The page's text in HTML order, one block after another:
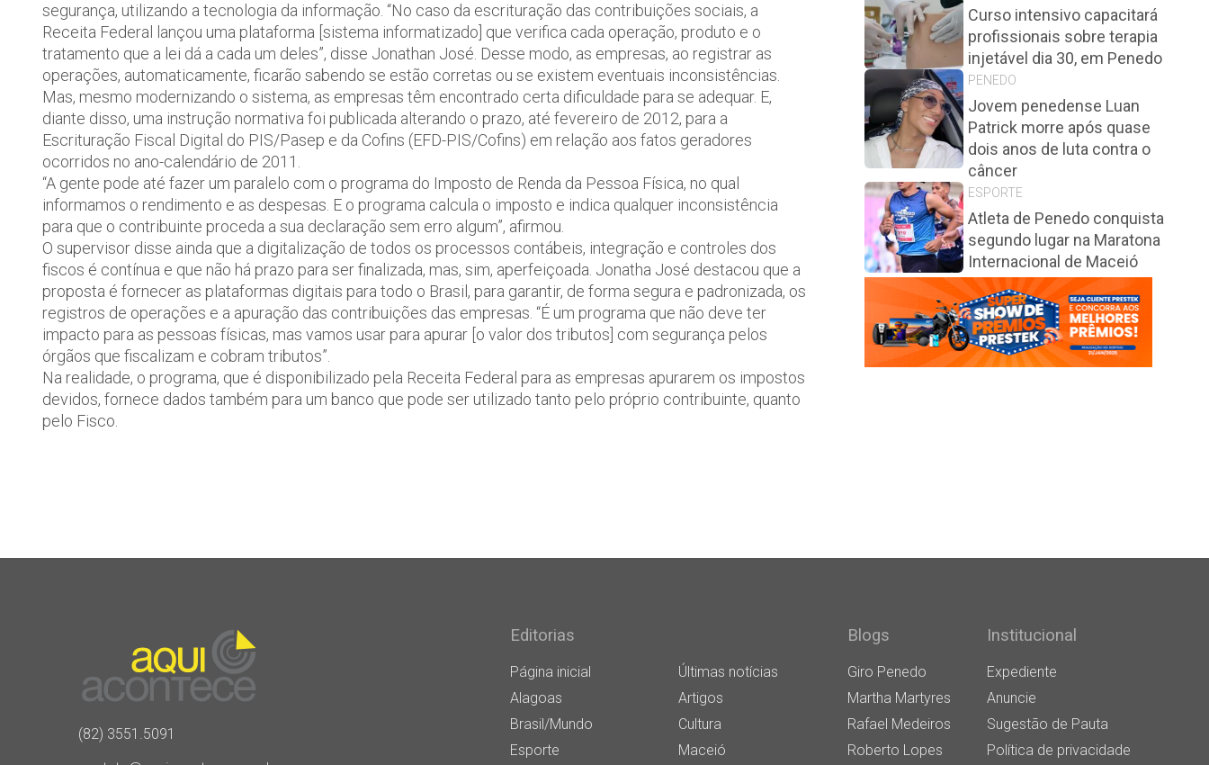
segurança, utilizando a tecnologia da informação. “No caso da escrituração das contribuições sociais, a
Receita Federal lançou uma plataforma [sistema informatizado] que verifica cada operação, produto e o
tratamento que a lei dá a cada um deles”, disse Jonathan José. Desse modo, as empresas, ao registrar as
operações, automaticamente, ficarão sabendo se estão corretas ou se existem eventuais inconsistências.
Mas, mesmo modernizando o sistema, as empresas têm encontrado certa dificuldade para se adequar. E,
diante disso, uma instrução normativa foi publicada alterando o prazo, até fevereiro de 2012, para a
Escrituração Fiscal Digital do PIS/Pasep e da Cofins (EFD-PIS/Cofins) em relação aos fatos geradores
ocorridos no ano-calendário de 2011.
“A gente pode até fazer um paralelo com o programa do Imposto de Renda da Pessoa Física, no qual
informamos o rendimento e as despesas. E o programa calcula o imposto e indica qualquer inconsistência
para que o contribuinte proceda a sua declaração sem erro algum”, afirmou.
O supervisor disse ainda que a digitalização de todos os processos contábeis, integração e controles dos
fiscos é contínua e que não há prazo para ser finalizada, mas, sim, aperfeiçoada. Jonatha José destacou que a
proposta é fornecer as plataformas digitais para todo o Brasil, para garantir, de forma segura e padronizada, os
registros de operações e a apuração das contribuições das empresas. “É um programa que não deve ter
impacto para as pessoas físicas, mas vamos usar para apurar [o valor dos tributos] com segurança pelos
órgãos que fiscalizam e cobram tributos”.
Na realidade, o programa, que é disponibilizado pela Receita Federal para as empresas apurarem os impostos
devidos, fornece dados também para um banco que pode ser utilizado tanto pelo próprio contribuinte, quanto
pelo Fisco.
Curso intensivo capacitará
profissionais sobre terapia
injetável dia 30, em Penedo
PENEDO
Jovem penedense Luan
Patrick morre após quase
dois anos de luta contra o
câncer
ESPORTE
Atleta de Penedo conquista
segundo lugar na Maratona
Internacional de Maceió
(82) 3551.5091
Editorias
Página inicial
Últimas notícias
Alagoas
Artigos
Brasil/Mundo
Cultura
Esporte
Maceió
Blogs
Giro Penedo
Martha Martyres
Rafael Medeiros
Roberto Lopes
Institucional
Expediente
Anuncie
Sugestão de Pauta
Política de privacidade